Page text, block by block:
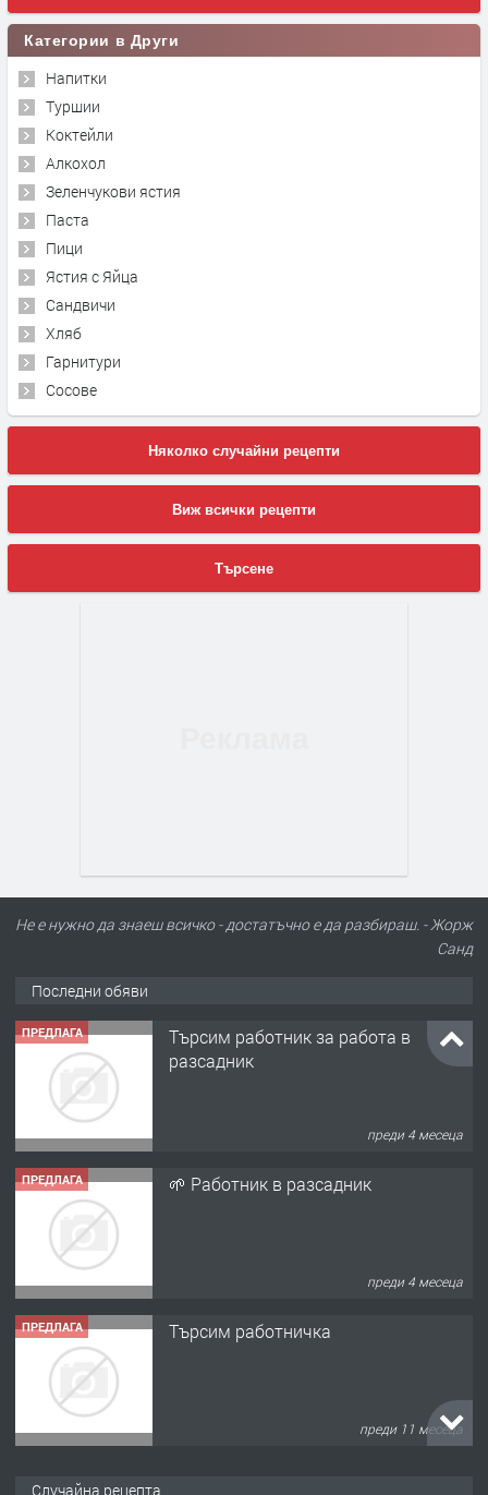
Категории в Други
Напитки
Туршии
Коктейли
Алкохол
Зеленчукови ястия
Паста
Пици
Ястия с Яйца
Сандвичи
Хляб
Гарнитури
Сосове
Няколко случайни рецепти
Виж всички рецепти
Търсене
Не е нужно да знаеш всичко - достатъчно е да разбираш. - Жорж
Санд
Последни обяви
ПРЕДЛАГА
преди 4 месеца
ПРЕДЛАГА
преди 4 месеца
ПРЕДЛАГА
ПРЕДЛАГА
Случайна рецепта